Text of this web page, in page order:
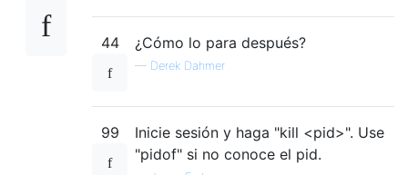
44 ¿Cómo lo para después?
— Derek Dahmer
99
Inicie sesión y haga "kill <pid>". Use
"pidof" si no conoce el pid.